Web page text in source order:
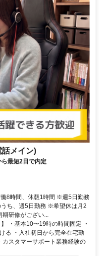
話メイン)
最短2日で内定
8時間、休憩1時間 ※週5日勤務
ち、週5日勤務 ※希望休は月2
期研修がござい...
・基本10〜19時の時間固定 ・
る ・入社初日から完全在宅勤
スタマーサポート業務経験の